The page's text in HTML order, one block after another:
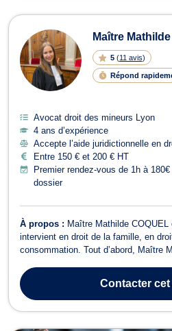
Maître
5 (11 avis)
Répond
Avocat droit des mineurs Lyon
4 ans d’expérience
Accepte l’aide juridictionnelle en
Entre 150 € et 200 € HT
Premier rendez-vous de 1h à
dossier
À propos : Maître Mathilde
intervient en droit de la famille, en
consommation. Tout d’abord, Maître
divorce ou de séparation, et de leurs
la famille. Ainsi, ...
Contactercet